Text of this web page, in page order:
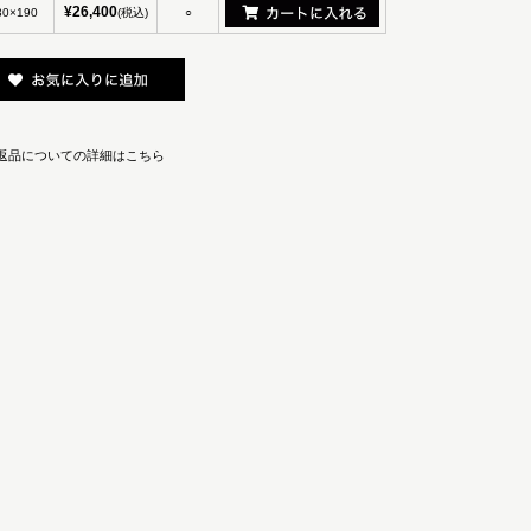
¥26,400(税込) ○
品についての詳細はこちら